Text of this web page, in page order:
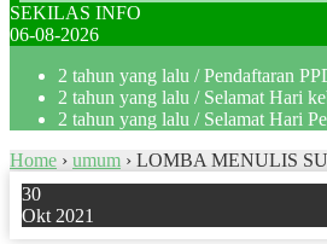
SEKILAS INFO
06-08-2026
2 tahun yang lalu / Pendaftaran
2 tahun yang lalu / Selamat Hari
2 tahun yang lalu / Selamat Hari
Home › umum › LOMBA MENULIS
30
Okt 2021